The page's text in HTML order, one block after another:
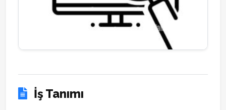
İş Tanımı